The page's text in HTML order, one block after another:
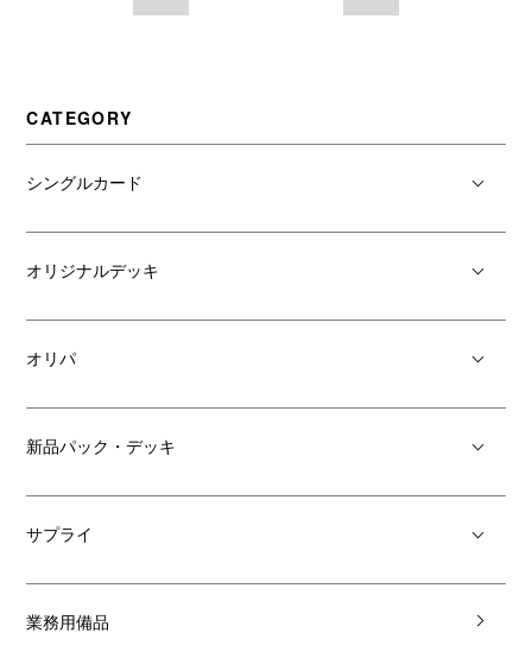
CATEGORY
シングルカード
オリジナルデッキ
オリパ
新品パック・デッキ
サプライ
業務用備品